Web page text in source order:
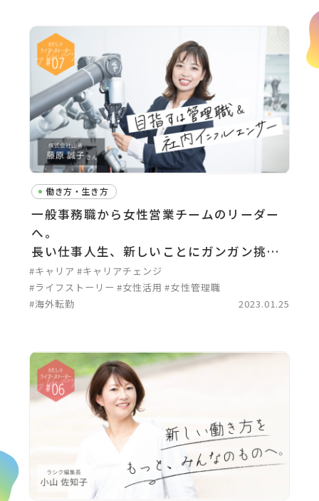
働き方・生き方
一般事務職から女性営業チームのリーダー
へ。
長い仕事人生、新しいことにガンガン挑戦
し続けたい！
#キャリア #キャリアチェンジ
#ライフストーリー #女性活用 #女性管理職
#海外転勤
2023.01.25